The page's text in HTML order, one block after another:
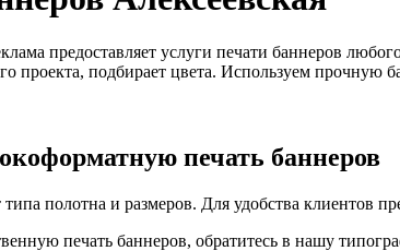
предоставляет услуги печати баннеров
проекта, подбирает цвета. Используем прочную
печать баннеров
полотна и размеров. Для удобства клиентов
печать баннеров, обратитесь в нашу